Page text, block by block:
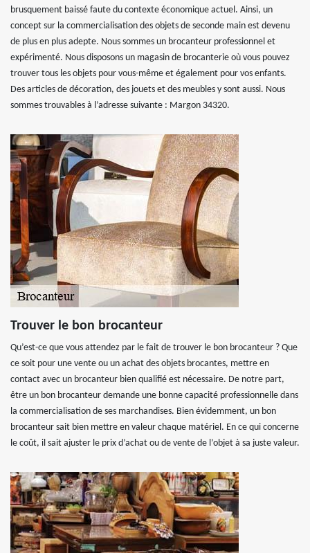
brusquement baissé faute du contexte économique actuel. Ainsi, un
concept sur la commercialisation des objets de seconde main est devenu
de plus en plus adepte. Nous sommes un brocanteur professionnel et
expérimenté. Nous disposons un magasin de brocanterie où vous pouvez
trouver tous les objets pour vous-même et également pour vos enfants.
Des articles de décoration, des jouets et des meubles y sont aussi. Nous
sommes trouvables à l’adresse suivante : Margon 34320.
Trouver le bon brocanteur
Qu’est-ce que vous attendez par le fait de trouver le bon brocanteur ? Que
ce soit pour une vente ou un achat des objets brocantes, mettre en
contact avec un brocanteur bien qualifié est nécessaire. De notre part,
être un bon brocanteur demande une bonne capacité professionnelle dans
la commercialisation de ses marchandises. Bien évidemment, un bon
brocanteur sait bien mettre en valeur chaque matériel. En ce qui concerne
le coût, il sait ajuster le prix d’achat ou de vente de l’objet à sa juste valeur.